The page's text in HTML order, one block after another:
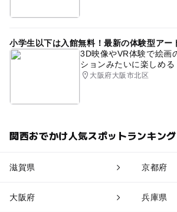
小学生以下は入館無料！最新の体験型アー
3D映像やVR体験で絵画
ションみたいに楽しめる
大阪府大阪市北区
関西おでかけ人気スポットランキング
滋賀県 京都府
大阪府 兵庫県